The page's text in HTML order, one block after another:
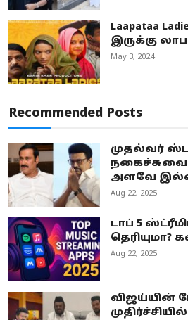
Laapataa
இருக்கு
May 3, 2024
Recommended Posts
முதல்வர்
நகைச்சுவை
அளவே
Aug 22, 2025
டாப் 5
தெரியுமா?
Aug 22, 2025
விஜய்யின்